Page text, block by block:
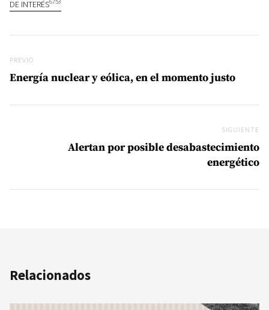
DE INTERÉS6753
Previo
PREVIO
Energía nuclear y eólica, en el momento justo
SIGUIENTE
Alertan por posible desabastecimiento
energético
Relacionados